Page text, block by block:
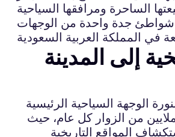
الساحرة ومرافقها السياحية
شواطئ جدة واحدة من الوجهات
إلى المدينة
الوجهة السياحية الرئيسية
من الزوار كل عام، حيث
المواقع التاريخية